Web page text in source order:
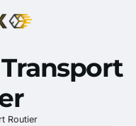
Routier